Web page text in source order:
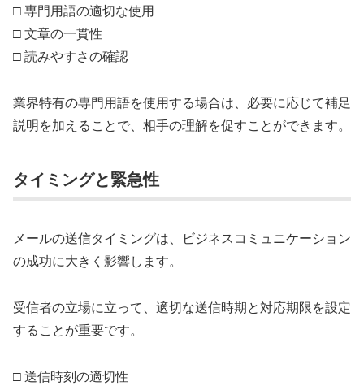
□ 専門用語の適切な使用
□ 文章の一貫性
□ 読みやすさの確認
業界特有の専門用語を使用する場合は、必要に応じて補足
説明を加えることで、相手の理解を促すことができます。
タイミングと緊急性
メールの送信タイミングは、ビジネスコミュニケーション
の成功に大きく影響します。
受信者の立場に立って、適切な送信時期と対応期限を設定
することが重要です。
□ 送信時刻の適切性